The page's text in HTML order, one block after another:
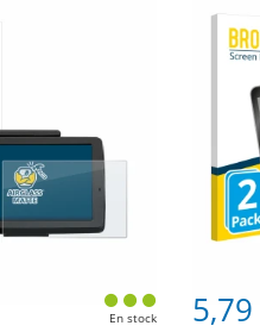
En stock